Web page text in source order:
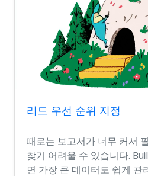
리드 우선 순위 지정
때로는 보고서가 너무 커서
찾기 어려울 수 있습니다.
면 가장 큰 데이터도 쉽게 관